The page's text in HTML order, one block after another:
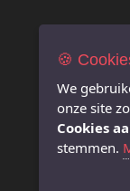
🍪
We
onze site
Cookies
stemmen.